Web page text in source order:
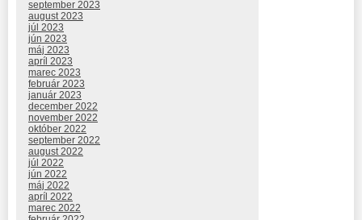
september 2023
august 2023
júl 2023
jún 2023
máj 2023
apríl 2023
marec 2023
február 2023
január 2023
december 2022
november 2022
október 2022
september 2022
august 2022
júl 2022
jún 2022
máj 2022
apríl 2022
marec 2022